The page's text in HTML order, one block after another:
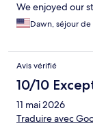
We enjoyed our
Dawn, séjour de
Avis vérifié
10/10
11 mai 2026
Traduire avec